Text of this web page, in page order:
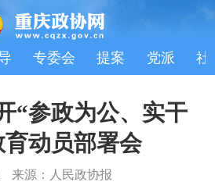
专委会 提案 党派 社
“参政为公、实干
动员部署会
来源：人民政协报